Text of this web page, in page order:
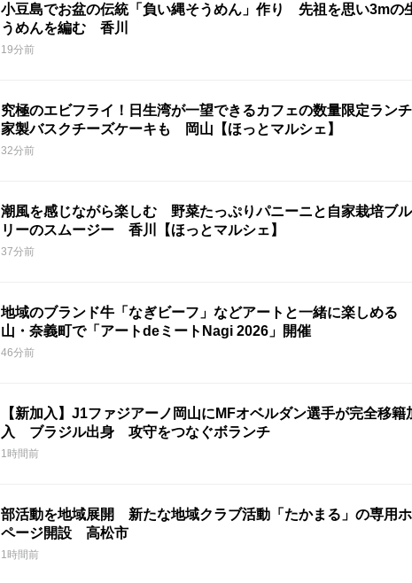
小豆島でお盆の伝統「負い縄そうめん」作り 先祖を思い3mの
うめんを編む 香川
19分前
究極のエビフライ！日生湾が一望できるカフェの数量限定ラン
家製バスクチーズケーキも 岡山【ほっとマルシェ】
32分前
潮風を感じながら楽しむ 野菜たっぷりパニーニと自家栽培ブ
リーのスムージー 香川【ほっとマルシェ】
37分前
地域のブランド牛「なぎビーフ」などアートと一緒に楽しめる
山・奈義町で「アートdeミートNagi 2026」開催
46分前
【新加入】J1ファジアーノ岡山にMFオベルダン選手が完全移籍
入 ブラジル出身 攻守をつなぐボランチ
1時間前
部活動を地域展開 新たな地域クラブ活動「たかまる」の専用
ページ開設 高松市
1時間前